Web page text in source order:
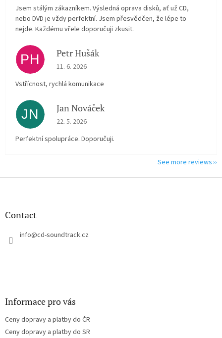
Jsem stálým zákazníkem. Výsledná oprava disků, ať už CD,
nebo DVD je vždy perfektní. Jsem přesvědčen, že lépe to
nejde. Každému vřele doporučuji zkusit.
PH Petr Hušák
The store rating is 5 out of 5 stars.
11. 6. 2026
Vstřícnost, rychlá komunikace
JN Jan Nováček
The store rating is 5 out of 5 stars.
22. 5. 2026
Perfektní spolupráce. Doporučuji.
See more reviews
F
Contact
info@cd-soundtrack.cz
Informace pro vás
Ceny dopravy a platby do ČR
Ceny dopravy a platby do SR